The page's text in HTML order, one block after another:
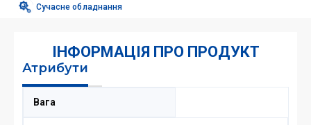
12-
Сучасне обладнання
ІНФОРМАЦІЯ ПРО ПРОДУКТ
Атрибути
Вага